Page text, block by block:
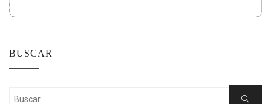
BUSCAR
Buscar:
Buscar